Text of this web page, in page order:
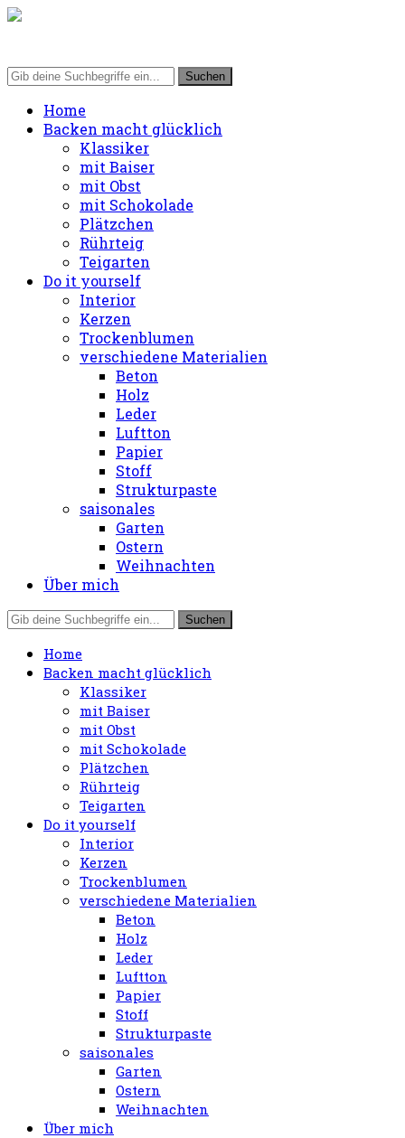
Home
Backen macht glücklich
Klassiker
mit Baiser
mit Obst
mit Schokolade
Plätzchen
Rührteig
Teigarten
Do it yourself
Interior
Kerzen
Trockenblumen
verschiedene Materialien
Beton
Holz
Leder
Luftton
Papier
Stoff
Strukturpaste
saisonales
Garten
Ostern
Weihnachten
Über mich
Home
Backen macht glücklich
Klassiker
mit Baiser
mit Obst
mit Schokolade
Plätzchen
Rührteig
Teigarten
Do it yourself
Interior
Kerzen
Trockenblumen
verschiedene Materialien
Beton
Holz
Leder
Luftton
Papier
Stoff
Strukturpaste
saisonales
Garten
Ostern
Weihnachten
Über mich